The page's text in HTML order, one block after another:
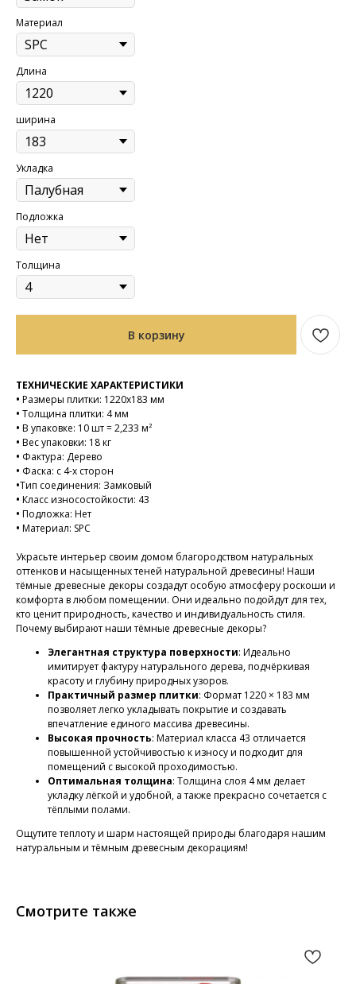
Материал
Длина
ширина
Укладка
Подложка
Толщина
В корзину
ТЕХНИЧЕСКИЕ ХАРАКТЕРИСТИКИ
• Размеры плитки: 1220х183 мм
• Толщина плитки: 4 мм
• В упаковке: 10 шт = 2,233 м²
• Вес упаковки: 18 кг
• Фактура: Дерево
• Фаска: с 4-х сторон
•Тип соединения: Замковый
• Класс износостойкости: 43
• Подложка: Нет
• Материал: SPC
Украсьте интерьер своим домом благородством натуральных
оттенков и насыщенных теней натуральной древесины! Наши
тёмные древесные декоры создадут особую атмосферу роскоши и
комфорта в любом помещении. Они идеально подойдут для тех,
кто ценит природность, качество и индивидуальность стиля.
Почему выбирают наши тёмные древесные декоры?
Элегантная структура поверхности: Идеально
имитирует фактуру натурального дерева, подчёркивая
красоту и глубину природных узоров.
Практичный размер плитки: Формат 1220 × 183 мм
позволяет легко укладывать покрытие и создавать
впечатление единого массива древесины.
Высокая прочность: Материал класса 43 отличается
повышенной устойчивостью к износу и подходит для
помещений с высокой проходимостью.
Оптимальная толщина: Толщина слоя 4 мм делает
укладку лёгкой и удобной, а также прекрасно сочетается с
тёплыми полами.
Ощутите теплоту и шарм настоящей природы благодаря нашим
натуральным и тёмным древесным декорациям!
Смотрите также